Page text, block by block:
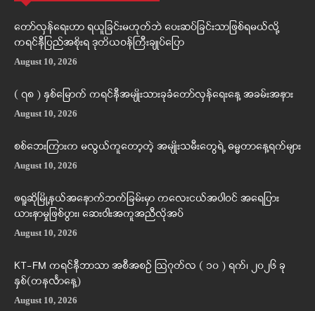
တော်လှန်ရေးဟာ ရယူခြင်းမဟုတ်ဘဲ ပေးဆပ်ခြင်းသာဖြစ်ရမယ်လို့
ကရင်နီပြည်အစိုးရ ဒုတိယဝန်ကြီးချုပ်ပြော
August 10, 2026
( ၇၈ ) နှစ်မြောက် ကရင်နီအမျိုးသားခုခံတော်လှန်ရေးနေ့ အခမ်းအနား
August 10, 2026
စစ်ဘေးကြားက မလွယ်ကူတော့တဲ့ အမျိုးသမီးတွေရဲ့ ဓမ္မတာနေ့ရက်များ
August 10, 2026
ဖရူဆိုမြို့နယ်အနောက်ဘက်ခြမ်းမှာ ကလေးငယ်အပါဝင် အရေပြား
ယားနာမှုဖြစ်ပွား၊ ဆေးဝါးအကူအညီလိုအပ်
August 10, 2026
KT-FM ကရင်နီဘာသာ အစီအစဉ် ဩဂုတ်လ ( ၁၀ ) ရက်၊ ၂၀၂၆ ခု
နှစ်(တနင်္လာနေ့)
August 10, 2026